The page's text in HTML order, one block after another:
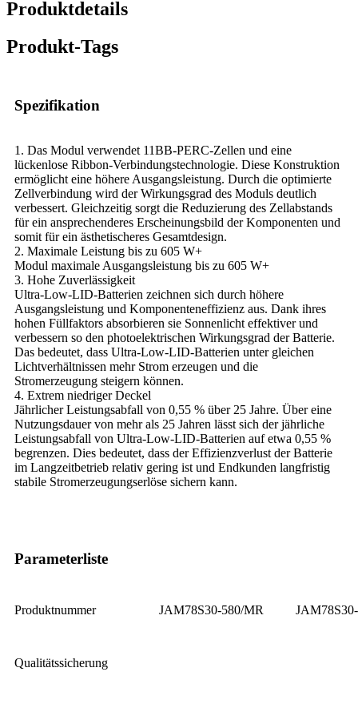
Produktdetails
Produkt-Tags
Spezifikation
1. Das Modul verwendet 11BB-PERC-Zellen und eine
lückenlose Ribbon-Verbindungstechnologie. Diese Konstruktion
ermöglicht eine höhere Ausgangsleistung. Durch die optimierte
Zellverbindung wird der Wirkungsgrad des Moduls deutlich
verbessert. Gleichzeitig sorgt die Reduzierung des Zellabstands
für ein ansprechenderes Erscheinungsbild der Komponenten und
somit für ein ästhetischeres Gesamtdesign.
2. Maximale Leistung bis zu 605 W+
Modul maximale Ausgangsleistung bis zu 605 W+
3. Hohe Zuverlässigkeit
Ultra-Low-LID-Batterien zeichnen sich durch höhere
Ausgangsleistung und Komponenteneffizienz aus. Dank ihres
hohen Füllfaktors absorbieren sie Sonnenlicht effektiver und
verbessern so den photoelektrischen Wirkungsgrad der Batterie.
Das bedeutet, dass Ultra-Low-LID-Batterien unter gleichen
Lichtverhältnissen mehr Strom erzeugen und die
Stromerzeugung steigern können.
4. Extrem niedriger Deckel
Jährlicher Leistungsabfall von 0,55 % über 25 Jahre. Über eine
Nutzungsdauer von mehr als 25 Jahren lässt sich der jährliche
Leistungsabfall von Ultra-Low-LID-Batterien auf etwa 0,55 %
begrenzen. Dies bedeutet, dass der Effizienzverlust der Batterie
im Langzeitbetrieb relativ gering ist und Endkunden langfristig
stabile Stromerzeugungserlöse sichern kann.
Parameterliste
Produktnummer JAM78S30-580/MR
Qualitätssicherung